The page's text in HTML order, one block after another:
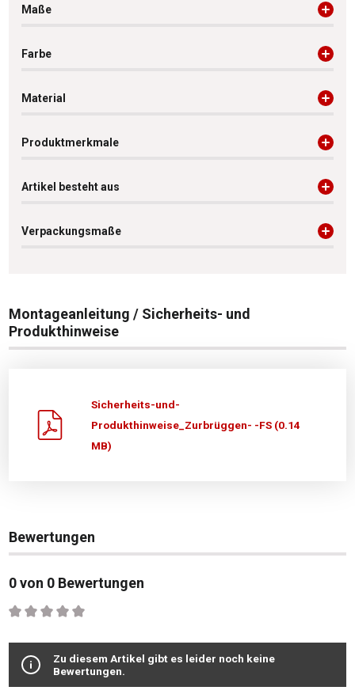
Maße
Farbe
Material
Produktmerkmale
Artikel besteht aus
Verpackungsmaße
Montageanleitung / Sicherheits- und
Produkthinweise
Sicherheits-und-
Produkthinweise_Zurbrüggen- -FS (0.14
MB)
Bewertungen
0 von 0 Bewertungen
Durchschnittliche Bewertung von 0 von 5 Sternen
Zu diesem Artikel gibt es leider noch keine
Bewertungen.